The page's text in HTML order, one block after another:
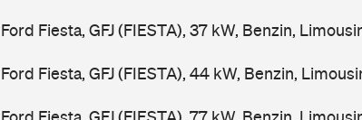
Ford Fiesta, GFJ (FIESTA), 37 kW, Benzin,
Ford Fiesta, GFJ (FIESTA), 44 kW, Benzin,